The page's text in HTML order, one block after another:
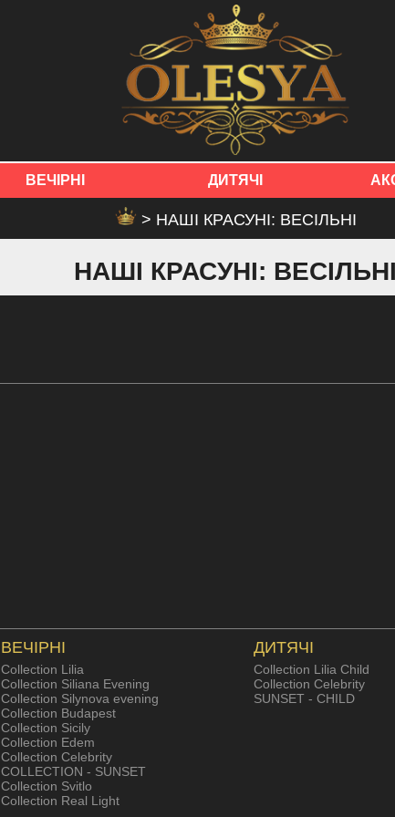
ВЕЧІРНІ ДИТЯЧІ
> НАШІ КРАСУНІ: ВЕСІЛЬНІ
НАШІ КРАСУНІ: ВЕСІЛЬНІ
ВЕЧІРНІ
Collection Lilia
Collection Siliana Evening
Collection Silynova evening
Collection Budapest
Collection Sicily
Collection Edem
Collection Celebrity
COLLECTION - SUNSET
Collection Svitlo
Collection Real Light
ДИТЯЧІ
Collection Lilia Child
Collection Celebrity
SUNSET - CHILD